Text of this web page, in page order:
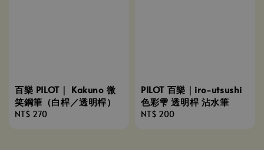
百樂 PILOT｜ Kakuno 微
笑鋼筆（白桿／透明桿）
Regular
NT$ 270
PILOT 百樂｜iro-utsushi
色彩雫 透明桿 沾水筆
Regular
NT$ 200